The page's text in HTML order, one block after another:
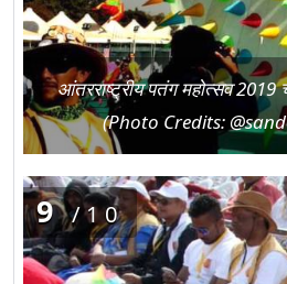
आंतरराष्ट्रीय पतंग महोत्सव
(Photo Credits:
9/10